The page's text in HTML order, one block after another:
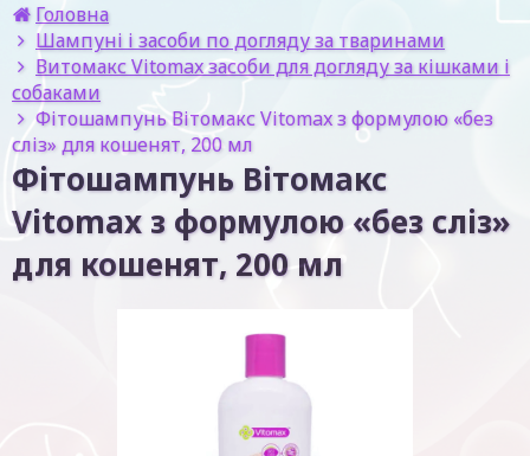
Головна
Шампуні і засоби по догляду за тваринами
Витомакс Vitomax засоби для догляду за кішками і
собаками
Фітошампунь Вітомакс Vitomax з формулою «без
сліз» для кошенят, 200 мл
Фітошампунь Вітомакс
Vitomax з формулою «без сліз»
для кошенят, 200 мл